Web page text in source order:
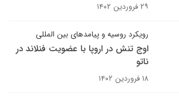
۲۹ فروردین ۱۴۰۲
رویکرد روسیه و پیامدهای بین المللی
اوج تنش در اروپا با عضویت فنلاند در
ناتو
۱۸ فروردین ۱۴۰۲